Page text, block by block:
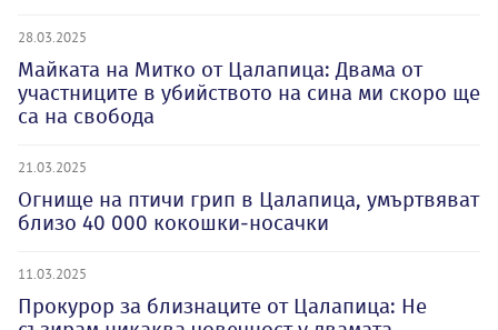
28.03.2025
Майката на Митко от Цалапица: Двама от
участниците в убийството на сина ми скоро ще
са на свобода
21.03.2025
Огнище на птичи грип в Цалапица, умъртвяват
близо 40 000 кокошки-носачки
11.03.2025
Прокурор за близнаците от Цалапица: Не